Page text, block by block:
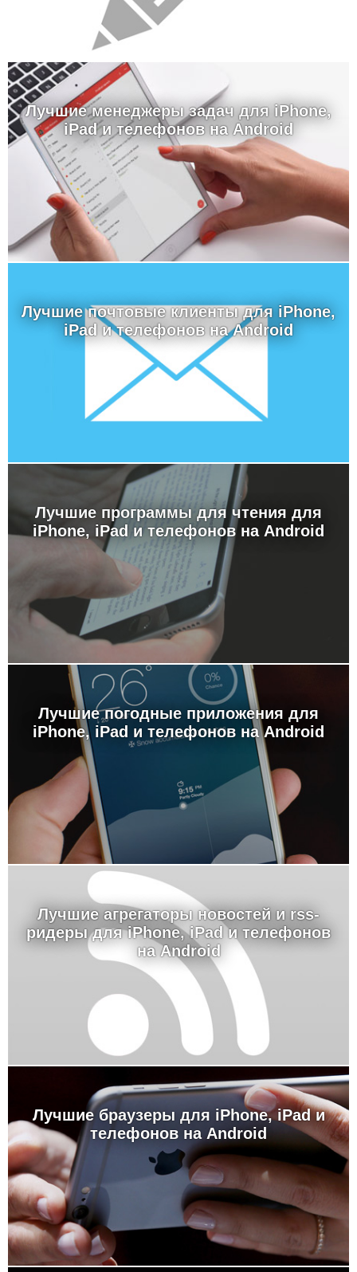
Лучшие менеджеры задач для iPhone,
iPad и телефонов на Android
Лучшие почтовые клиенты для iPhone,
iPad и телефонов на Android
Лучшие программы для чтения для
iPhone, iPad и телефонов на Android
Лучшие погодные приложения для
iPhone, iPad и телефонов на Android
Лучшие агрегаторы новостей и rss-
ридеры для iPhone, iPad и телефонов
на Android
Лучшие браузеры для iPhone, iPad и
телефонов на Android